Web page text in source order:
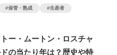
保管・熟成 生産者
ー・ムートン・ロスチャ
の当たり年は？歴史や特